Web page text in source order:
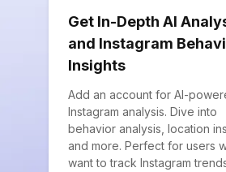
Get In-Depth AI
and Instagram
Insights
Add an account for AI-
Instagram analysis. Dive into
behavior analysis, location
and more. Perfect for users
want to track Instagram